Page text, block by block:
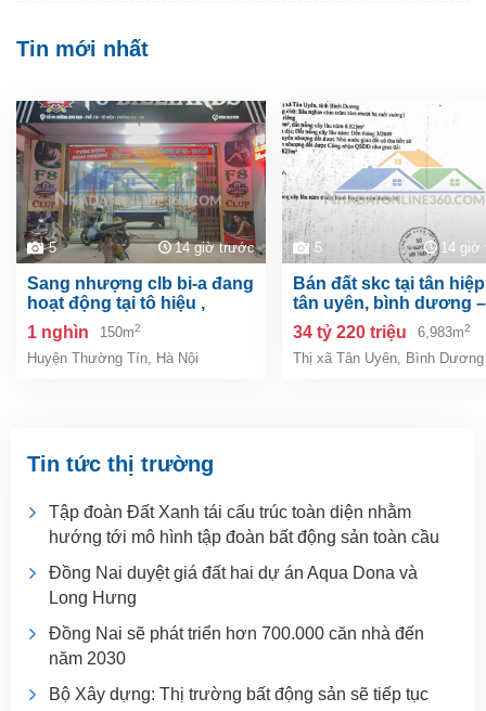
Tin mới nhất
5 14 giờ trước
sang nhượng clb bi-a đang
hoạt động tại tô hiệu ,
thường tín, hà nội
1 nghìn 150m2
Huyện Thường Tín, Hà Nội
5 14 giờ
bán đất skc tại tân hiệp, tp.
tân uyên, bình dương –
6.983m²
34 tỷ 220 triệu 6,983m2
Thị xã Tân Uyên, Bình Dương
Tin tức thị trường
Tập đoàn Đất Xanh tái cấu trúc toàn diện nhằm
hướng tới mô hình tập đoàn bất động sản toàn cầu
Đồng Nai duyệt giá đất hai dự án Aqua Dona và
Long Hưng
Đồng Nai sẽ phát triển hơn 700.000 căn nhà đến
năm 2030
Bộ Xây dựng: Thị trường bất động sản sẽ tiếp tục